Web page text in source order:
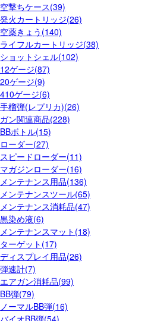
空撃ちケース(39)
発火カートリッジ(26)
空薬きょう(140)
ライフルカートリッジ(38)
ショットシェル(102)
12ゲージ(87)
20ゲージ(9)
410ゲージ(6)
手榴弾(レプリカ)(26)
ガン関連商品(228)
BBボトル(15)
ローダー(27)
スピードローダー(11)
マガジンローダー(16)
メンテナンス用品(136)
メンテナンスツール(65)
メンテナンス消耗品(47)
黒染め液(6)
メンテナンスマット(18)
ターゲット(17)
ディスプレイ用品(26)
弾速計(7)
エアガン消耗品(99)
BB弾(79)
ノーマルBB弾(16)